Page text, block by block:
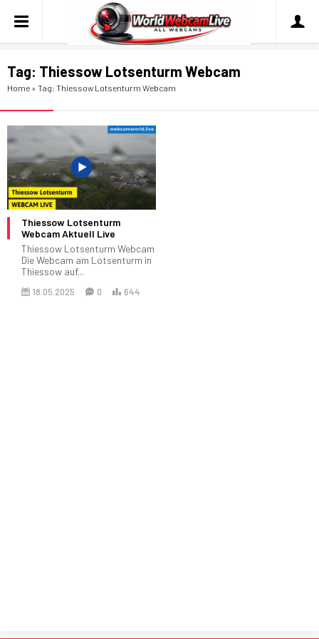
Tag: Thiessow Lotsenturm Webcam
Home » Tag: Thiessow Lotsenturm Webcam
Thiessow Lotsenturm
Webcam Aktuell Live
Thiessow Lotsenturm Webcam
Die Webcam am Lotsenturm in
Thiessow auf...
18.05.2025 0 644